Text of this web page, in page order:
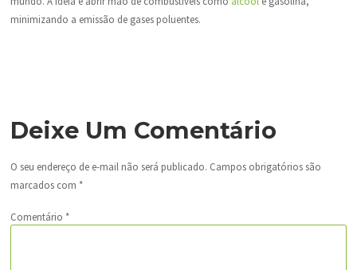
minimizando a emissão de gases poluentes.
Deixe Um Comentário
O seu endereço de e-mail não será publicado. Campos obrigatórios são
marcados com *
Comentário *